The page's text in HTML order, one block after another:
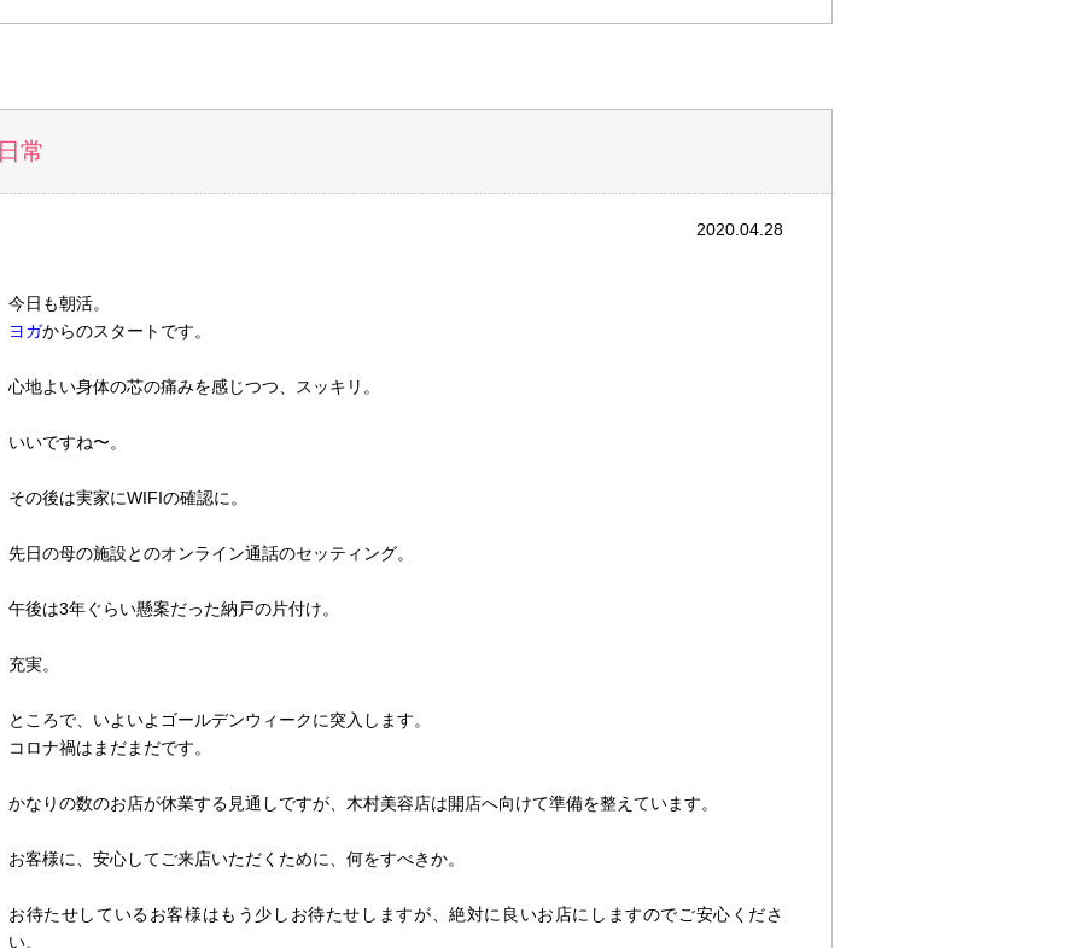
日常
2020.04.28
今日も朝活。
ヨガからのスタートです。
心地よい身体の芯の痛みを感じつつ、スッキリ。
いいですね〜。
その後は実家にWIFIの確認に。
先日の母の施設とのオンライン通話のセッティング。
午後は3年ぐらい懸案だった納戸の片付け。
充実。
ところで、いよいよゴールデンウィークに突入します。
コロナ禍はまだまだです。
かなりの数のお店が休業する見通しですが、木村美容店は開店へ向けて準備を整えています。
お客様に、安心してご来店いただくために、何をすべきか。
お待たせしているお客様はもう少しお待たせしますが、絶対に良いお店にしますのでご安心くださ
い。